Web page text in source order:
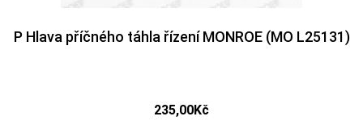
P Hlava příčného táhla řízení MONROE (MO L25131)
235,00Kč